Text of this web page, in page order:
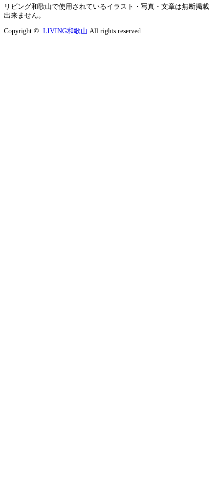
リビング和歌山で使用されているイラスト・写真・文章は無断掲載
出来ません。
Copyright © LIVING和歌山 All rights reserved.